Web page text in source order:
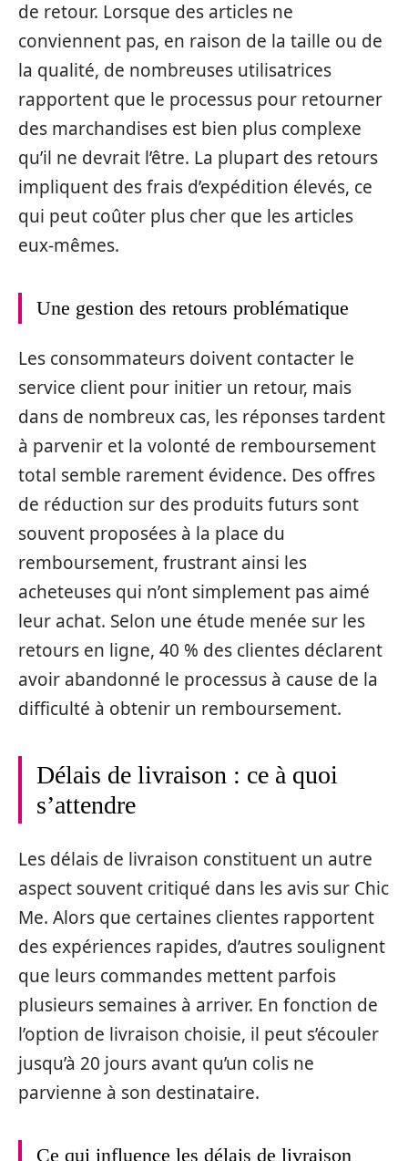
de retour. Lorsque des articles ne
conviennent pas, en raison de la taille ou de
la qualité, de nombreuses utilisatrices
rapportent que le processus pour retourner
des marchandises est bien plus complexe
qu’il ne devrait l’être. La plupart des retours
impliquent des frais d’expédition élevés, ce
qui peut coûter plus cher que les articles
eux-mêmes.
Une gestion des retours problématique
Les consommateurs doivent contacter le
service client pour initier un retour, mais
dans de nombreux cas, les réponses tardent
à parvenir et la volonté de remboursement
total semble rarement évidence. Des offres
de réduction sur des produits futurs sont
souvent proposées à la place du
remboursement, frustrant ainsi les
acheteuses qui n’ont simplement pas aimé
leur achat. Selon une étude menée sur les
retours en ligne, 40 % des clientes déclarent
avoir abandonné le processus à cause de la
difficulté à obtenir un remboursement.
Délais de livraison : ce à quoi
s’attendre
Les délais de livraison constituent un autre
aspect souvent critiqué dans les avis sur Chic
Me. Alors que certaines clientes rapportent
des expériences rapides, d’autres soulignent
que leurs commandes mettent parfois
plusieurs semaines à arriver. En fonction de
l’option de livraison choisie, il peut s’écouler
jusqu’à 20 jours avant qu’un colis ne
parvienne à son destinataire.
Ce qui influence les délais de livraison